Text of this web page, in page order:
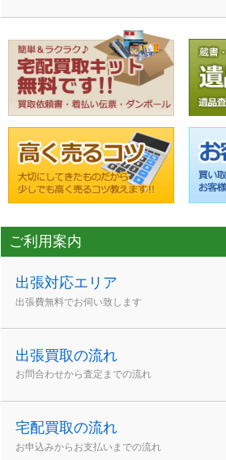
ご利用案内
出張対応エリア
出張費無料でお伺い致します
出張買取の流れ
お問合わせから査定までの流れ
宅配買取の流れ
お申込みからお支払いまでの流れ